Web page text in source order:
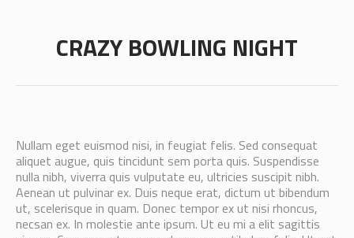
CRAZY BOWLING NIGHT
Nullam eget euismod nisi, in feugiat felis. Sed consequat
aliquet augue, quis tincidunt sem porta quis. Suspendisse
nulla nibh, viverra quis vulputate eu, ultricies suscipit nibh.
Aenean ut pulvinar ex. Duis neque erat, dictum ut bibendum
ut, scelerisque in quam. Donec tempor ex ut nisi rhoncus,
necsan ex. In molestie ante ipsum. Ut eu mi a elit sagittis